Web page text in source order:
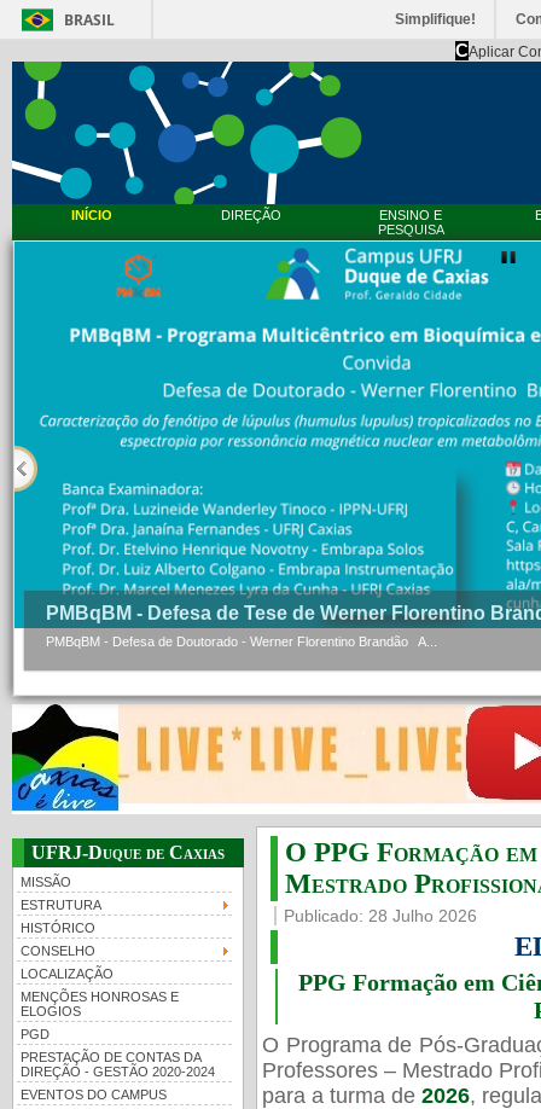
BRASIL Simplifique!
CAplicar
INÍCIO DIREÇÃO
ENSINO E
PESQUISA
PMBqBM - Defesa de Tese de Werner Florentino
PMBqBM - Defesa de Doutorado - Werner Florentino Brandão A...
UFRJ-Duque de Caxias
MISSÃO
ESTRUTURA
HISTÓRICO
CONSELHO
LOCALIZAÇÃO
MENÇÕES HONROSAS E
ELOGIOS
PGD
PRESTAÇÃO DE CONTAS DA
DIREÇÃO - GESTÃO 2020-2024
EVENTOS DO CAMPUS
O PPG Formação
Mestrado
Publicado: 28 Julho 2026
PPG Formação em
O Programa de Pós-
Professores – Mestrado
para a turma de 2026,